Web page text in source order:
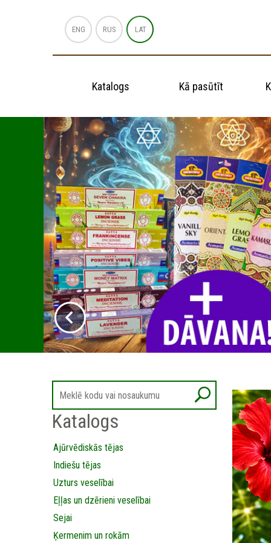
ENG RUS LAT
Katalogs Kā pasūtīt
Katalogs
Ajūrvēdiskās tējas
Indiešu tējas
Uzturs veselībai
Eļļas un dzērieni veselībai
Sejai
Ķermenim un rokām